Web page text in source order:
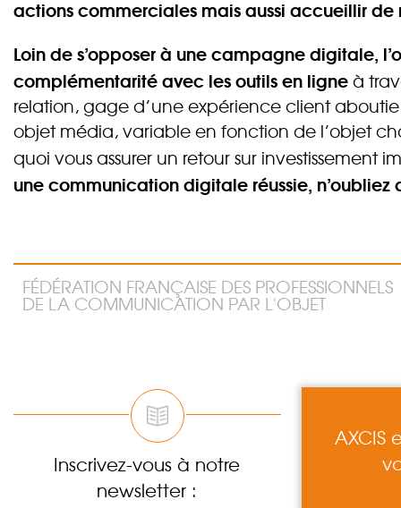
actions commerciales mais aussi accueillir
Loin de s’opposer à une campagne digitale,
complémentarité avec les outils en ligneà
relation, gage d’une expérience client
objet média, variable en fonction de l’objet
quoi vous assurer un retour sur
une communication digitale réussie, n’oubliez
FÉDÉRATION FRANÇAISE DES PROFESSIONNELS
DE LA COMMUNICATION PAR L'OBJET
Inscrivez-vous à notre
newsletter :
AXCIS